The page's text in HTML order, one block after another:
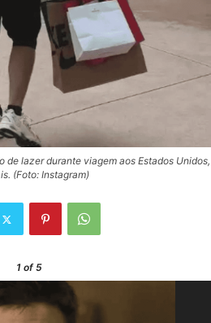
de lazer durante viagem aos Estados Unidos,
(Foto: Instagram)
1 of 5